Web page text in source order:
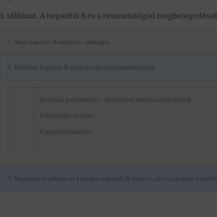
1. táblázat. A hepatitis B és a reumatológiai
1. Akut hepatitis B-infekció: arthralgia
2. Krónikus hepatitis B-infekció okozta immunbetegség
Krónikus polyarthritis – rheumatoid arthritisszerű tünetek
Polyarteritis nodosa
Cryoglobulinaemia
3. Rheumatoid arthritis és krónikus hepatitis B (inaktív, aktív) együttes